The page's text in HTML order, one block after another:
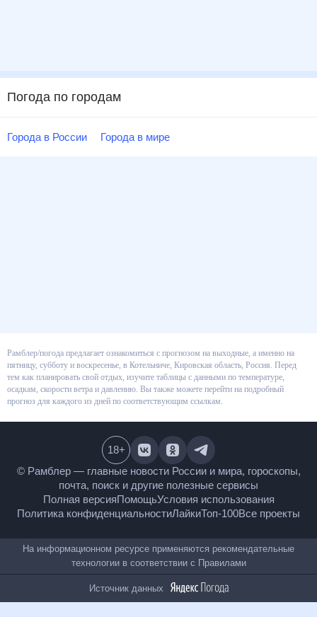
Погода по городам
Города в России Города в мире
Рамблер/погода предлагает ознакомиться с прогнозом на выходные, а
именно на пятницу, субботу и воскресенье, в Котельниче, Кировская
область, Россия. Перед тем как планировать свой отдых, изучите
таблицы с данными по температуре, осадкам, скорости ветра и
давлению. Вы также можете перейти на подробный прогноз для каждого
© Рамблер — главные новости России и мира,
гороскопы, почта, поиск и другие полезные сервисы
Полная версияПомощьУсловия использования
Все проекты
18+
На информационном ресурсе применяются
рекомендательные технологии в соответствии с